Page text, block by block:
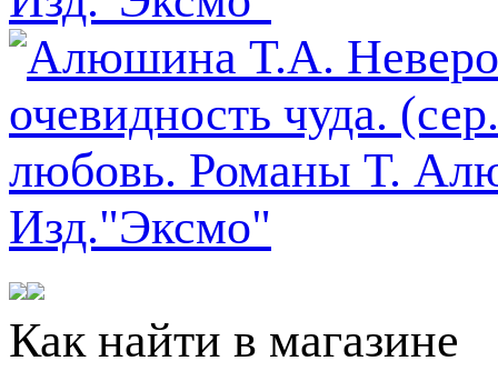
Как найти в магазине